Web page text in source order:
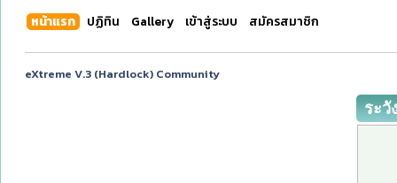
หน้าแรก ปฏิทิน Gallery เข้าสู่ระบบ สมัครสมาชิก
eXtreme V.3 (Hardlock) Community
ระวั